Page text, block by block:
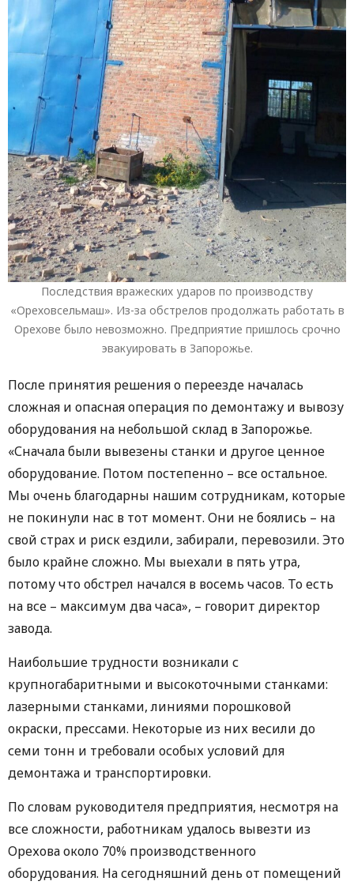
Последствия вражеских ударов по производству
«Ореховсельмаш». Из-за обстрелов продолжать работать в
Орехове было невозможно. Предприятие пришлось срочно
эвакуировать в Запорожье.
После принятия решения о переезде началась
сложная и опасная операция по демонтажу и вывозу
оборудования на небольшой склад в Запорожье.
«Сначала были вывезены станки и другое ценное
оборудование. Потом постепенно – все остальное.
Мы очень благодарны нашим сотрудникам, которые
не покинули нас в тот момент. Они не боялись – на
свой страх и риск ездили, забирали, перевозили. Это
было крайне сложно. Мы выехали в пять утра,
потому что обстрел начался в восемь часов. То есть
на все – максимум два часа», – говорит директор
завода.
Наибольшие трудности возникали с
крупногабаритными и высокоточными станками:
лазерными станками, линиями порошковой
окраски, прессами. Некоторые из них весили до
семи тонн и требовали особых условий для
демонтажа и транспортировки.
По словам руководителя предприятия, несмотря на
все сложности, работникам удалось вывезти из
Орехова около 70% производственного
оборудования. На сегодняшний день от помещений